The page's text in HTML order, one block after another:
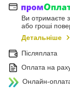
Ви отримаєте
або гроші
Детальніше
Післяплата
Оплата на
Онлайн-